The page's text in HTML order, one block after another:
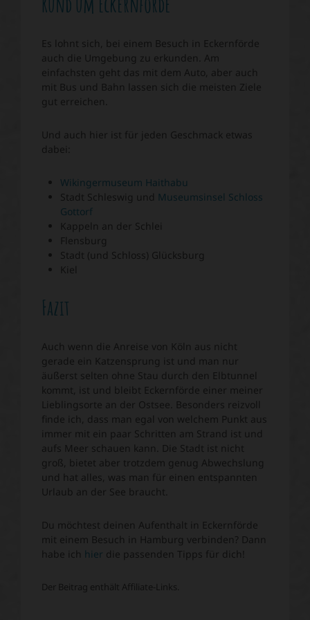
Es lohnt sich, bei einem Besuch in Eckernförde
auch die Umgebung zu erkunden. Am
einfachsten geht das mit dem Auto, aber auch
mit Bus und Bahn lassen sich die meisten Ziele
gut erreichen.
Und auch hier ist für jeden Geschmack etwas
dabei:
Wikingermuseum Haithabu
Stadt Schleswig und Museumsinsel Schloss
Gottorf
Kappeln an der Schlei
Flensburg
Stadt (und Schloss) Glücksburg
Kiel
Fazit
Auch wenn die Anreise von Köln aus nicht
gerade ein Katzensprung ist und man nur
äußerst selten ohne Stau durch den Elbtunnel
kommt, ist und bleibt Eckernförde einer meiner
Lieblingsorte an der Ostsee. Besonders reizvoll
finde ich, dass man egal von welchem Punkt aus
immer mit ein paar Schritten am Strand ist und
aufs Meer schauen kann. Die Stadt ist nicht
groß, bietet aber trotzdem genug Abwechslung
und hat alles, was man für einen entspannten
Urlaub an der See braucht.
Du möchtest deinen Aufenthalt in Eckernförde
mit einem Besuch in Hamburg verbinden? Dann
habe ich hier die passenden Tipps für dich!
Der Beitrag enthält Affiliate-Links.